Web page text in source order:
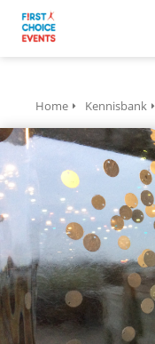
Home Kennisbank